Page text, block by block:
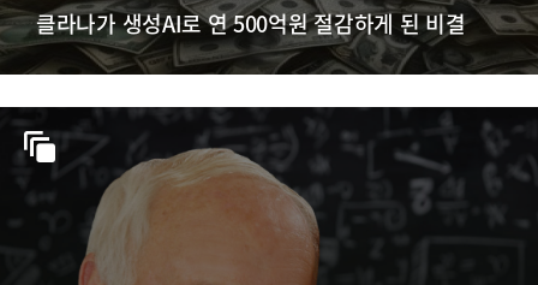
클라나가 생성AI로 연 500억원 절감하게 된 비결